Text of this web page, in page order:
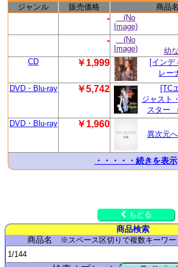
商品検索
商品名
※スペース区切りで複数キーワー
ジャンル 販売価格 商品
-
(No
Image)
-
(No
Image)
幼
CD
￥1,999
[インデ
レー
DVD・Blu-ray
￥5,742
[TC
ジャスト
スター
DVD・Blu-ray
￥1,960
異次元
・・・・・続きを表示
もどる